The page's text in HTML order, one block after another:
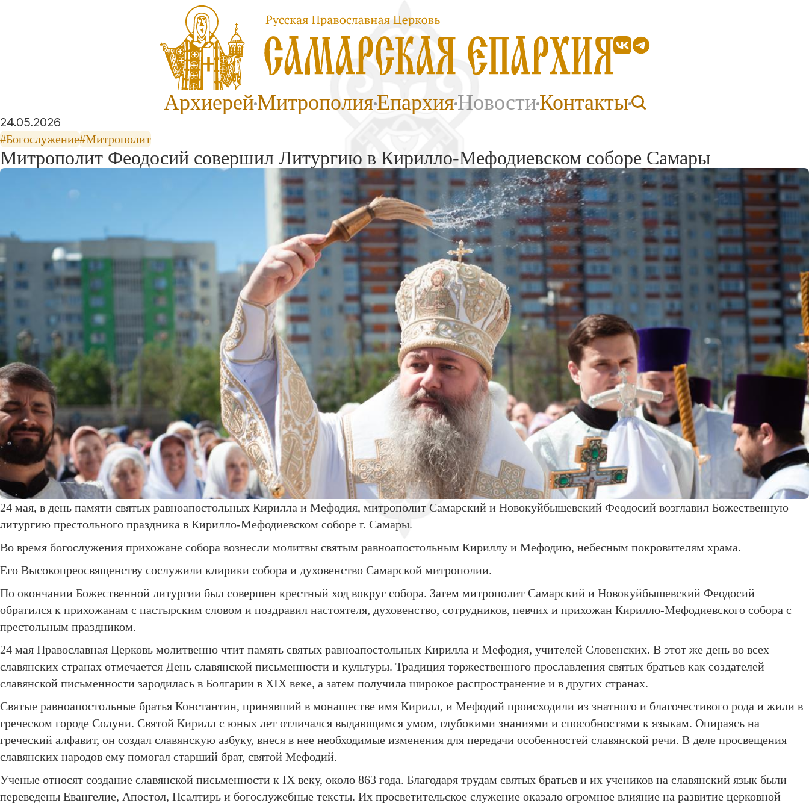
АрхиерейМитрополияЕпархияНовостиКонтакты
24.05.2026
#Богослужение#Митрополит
Митрополит Феодосий совершил Литургию в Кирилло-Мефодиевском соборе Самары
24 мая, в день памяти святых равноапостольных Кирилла и Мефодия, митрополит Самарский и Новокуйбышевский Феодосий возглавил Божественную
литургию престольного праздника в Кирилло-Мефодиевском соборе г. Самары.
Во время богослужения прихожане собора вознесли молитвы святым равноапостольным Кириллу и Мефодию, небесным покровителям храма.
Его Высокопреосвященству сослужили клирики собора и духовенство Самарской митрополии.
По окончании Божественной литургии был совершен крестный ход вокруг собора. Затем митрополит Самарский и Новокуйбышевский Феодосий
обратился к прихожанам с пастырским словом и поздравил настоятеля, духовенство, сотрудников, певчих и прихожан Кирилло-Мефодиевского собора с
престольным праздником.
24 мая Православная Церковь молитвенно чтит память святых равноапостольных Кирилла и Мефодия, учителей Словенских. В этот же день во всех
славянских странах отмечается День славянской письменности и культуры. Традиция торжественного прославления святых братьев как создателей
славянской письменности зародилась в Болгарии в XIX веке, а затем получила широкое распространение и в других странах.
Святые равноапостольные братья Константин, принявший в монашестве имя Кирилл, и Мефодий происходили из знатного и благочестивого рода и жили в
греческом городе Солуни. Святой Кирилл с юных лет отличался выдающимся умом, глубокими знаниями и способностями к языкам. Опираясь на
греческий алфавит, он создал славянскую азбуку, внеся в нее необходимые изменения для передачи особенностей славянской речи. В деле просвещения
славянских народов ему помогал старший брат, святой Мефодий.
Ученые относят создание славянской письменности к IX веку, около 863 года. Благодаря трудам святых братьев и их учеников на славянский язык были
переведены Евангелие, Апостол, Псалтирь и богослужебные тексты. Их просветительское служение оказало огромное влияние на развитие церковной